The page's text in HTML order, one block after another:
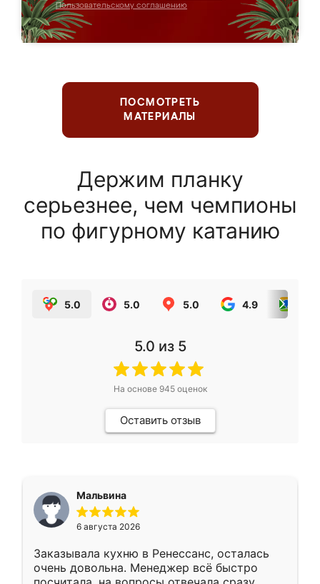
Пользовательскому соглашению
ПОСМОТРЕТЬ
МАТЕРИАЛЫ
Держим планку
серьезнее, чем чемпионы
по фигурному катанию
5.0 5.0 5.0 4.9
5.0 из 5
На основе 945оценок
Оставить отзыв
Мальвина
6 августа 2026
Заказывала кухню в Ренессанс, осталась
очень довольна. Менеджер всё быстро